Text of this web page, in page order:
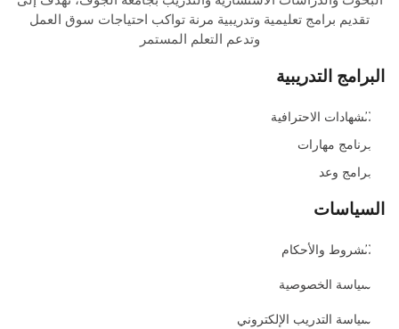
تقديم برامج تعليمية وتدريبية مرنة تواكب احتياجات سوق العمل
وتدعم التعلم المستمر
البرامج التدريبية
الشهادات الاحترافية
برنامج مهارات
برامج وعد
السياسات
الشروط والأحكام
سياسة الخصوصية
سياسة التدريب الإلكتروني